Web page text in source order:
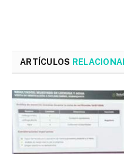
ARTÍCULOS